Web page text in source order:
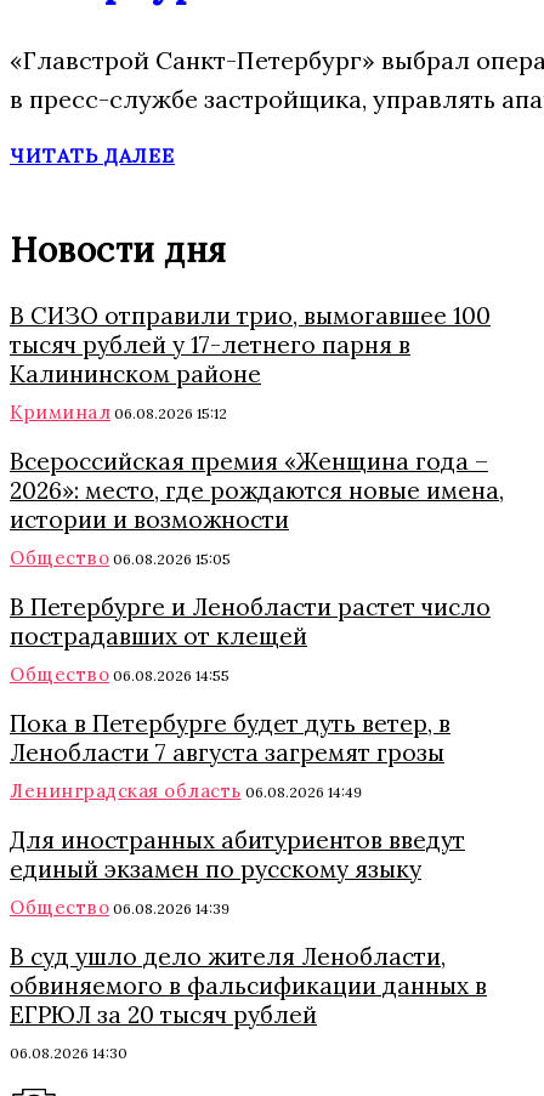
«Главстрой Санкт-Петербург» выбрал
в пресс-службе застройщика, управлять
ЧИТАТЬ ДАЛЕЕ
Новости дня
В СИЗО отправили трио, вымогавшее 100
тысяч рублей у 17-летнего парня в
Калининском районе
Криминал 06.08.2026 15:12
Всероссийская премия «Женщина года –
2026»: место, где рождаются новые имена,
истории и возможности
Общество 06.08.2026 15:05
В Петербурге и Ленобласти растет число
пострадавших от клещей
Общество 06.08.2026 14:55
Пока в Петербурге будет дуть ветер, в
Ленобласти 7 августа загремят грозы
Ленинградская область 06.08.2026 14:49
Для иностранных абитуриентов введут
единый экзамен по русскому языку
Общество 06.08.2026 14:39
В суд ушло дело жителя Ленобласти,
обвиняемого в фальсификации данных в
ЕГРЮЛ за 20 тысяч рублей
06.08.2026 14:30